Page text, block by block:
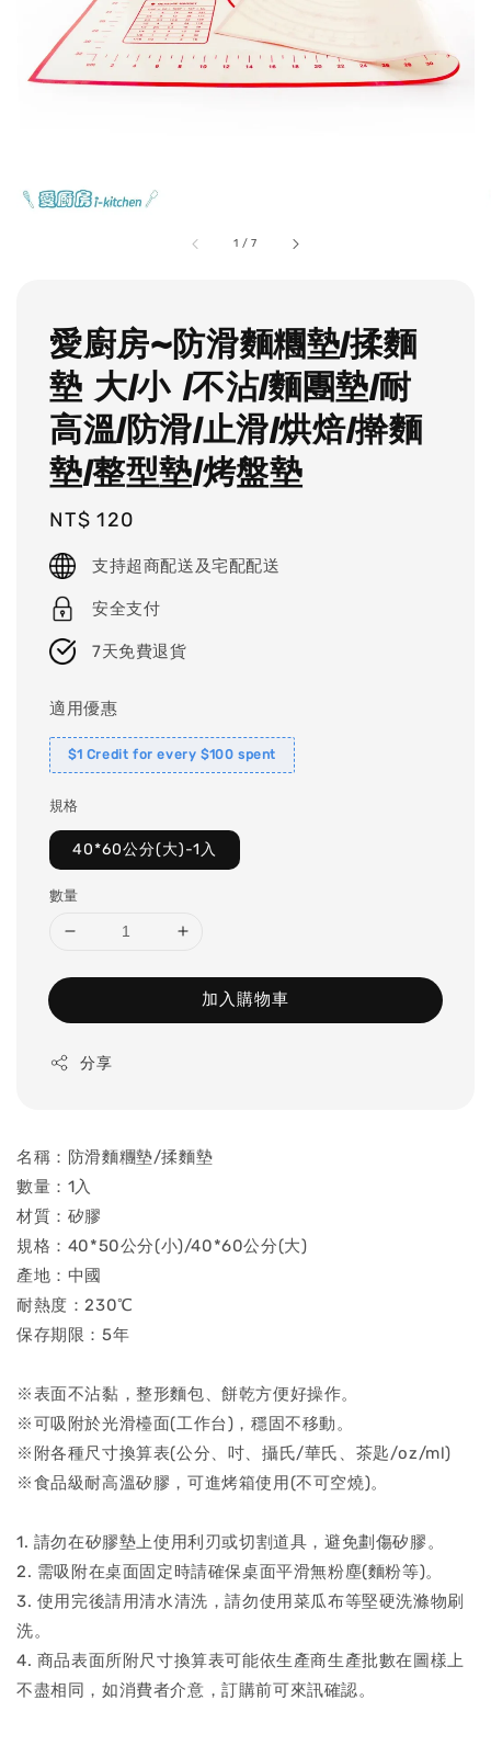
1 /7
愛廚房~防滑麵糰墊/揉麵
墊 大/小 /不沾/麵團墊/耐
高溫/防滑/止滑/烘焙/擀麵
墊/整型墊/烤盤墊
Regular
price
NT$ 120
支持超商配送及宅配配送
安全支付
7天免費退貨
適用優惠
$1 Credit for every $100 spent
規格
40*60公分(大)-1入
數量
加入購物車
分享
名稱：防滑麵糰墊/揉麵墊
數量：1入
材質：矽膠
規格：40*50公分(小)/40*60公分(大)
產地：中國
耐熱度：230℃
保存期限：5年
※表面不沾黏，整形麵包、餅乾方便好操作。
※可吸附於光滑檯面(工作台)，穩固不移動。
※附各種尺寸換算表(公分、吋、攝氏/華氏、茶匙/oz/ml)
※食品級耐高溫矽膠，可進烤箱使用(不可空燒)。
1. 請勿在矽膠墊上使用利刃或切割道具，避免劃傷矽膠。
2. 需吸附在桌面固定時請確保桌面平滑無粉塵(麵粉等)。
3. 使用完後請用清水清洗，請勿使用菜瓜布等堅硬洗滌物刷
洗。
4. 商品表面所附尺寸換算表可能依生產商生產批數在圖樣上
不盡相同，如消費者介意，訂購前可來訊確認。